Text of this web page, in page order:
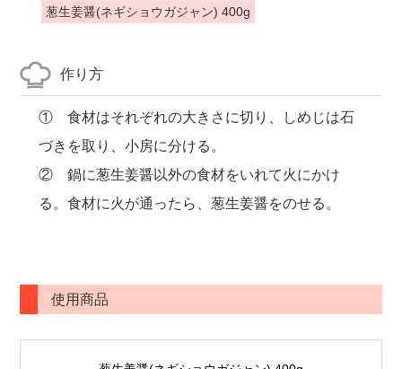
葱生姜醤(ネギショウガジャン) 400g
作り方
① 食材はそれぞれの大きさに切り、しめじは石
づきを取り、小房に分ける。
② 鍋に葱生姜醤以外の食材をいれて火にかけ
る。食材に火が通ったら、葱生姜醤をのせる。
使用商品